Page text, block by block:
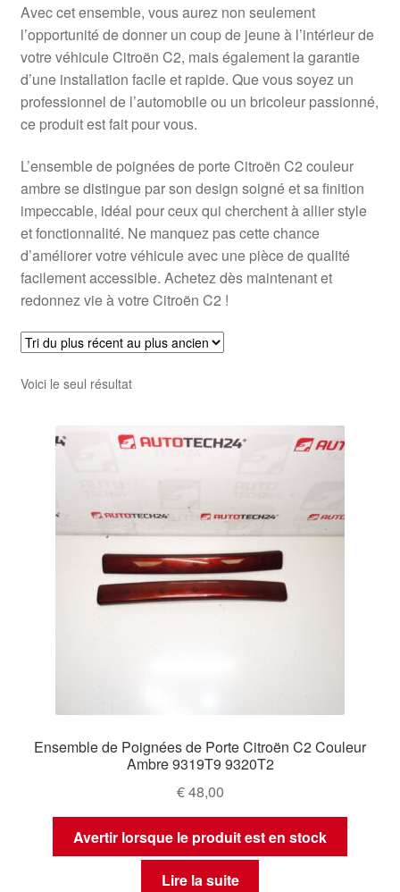
Plainte
Politique de confidentialité
Procédure de Réclamation
Termes et conditions
Avec cet ensemble, vous aurez non seulement
l’opportunité de donner un coup de jeune à l’intérieur de
votre véhicule Citroën C2, mais également la garantie
d’une installation facile et rapide. Que vous soyez un
professionnel de l’automobile ou un bricoleur passionné,
ce produit est fait pour vous.
L’ensemble de poignées de porte Citroën C2 couleur
ambre se distingue par son design soigné et sa finition
impeccable, idéal pour ceux qui cherchent à allier style
et fonctionnalité. Ne manquez pas cette chance
d’améliorer votre véhicule avec une pièce de qualité
facilement accessible. Achetez dès maintenant et
redonnez vie à votre Citroën C2 !
Voici le seul résultat
Ensemble de Poignées de Porte Citroën C2 Couleur
Ambre 9319T9 9320T2
€48,00
Avertir lorsque le produit est en stock
Lire la suite